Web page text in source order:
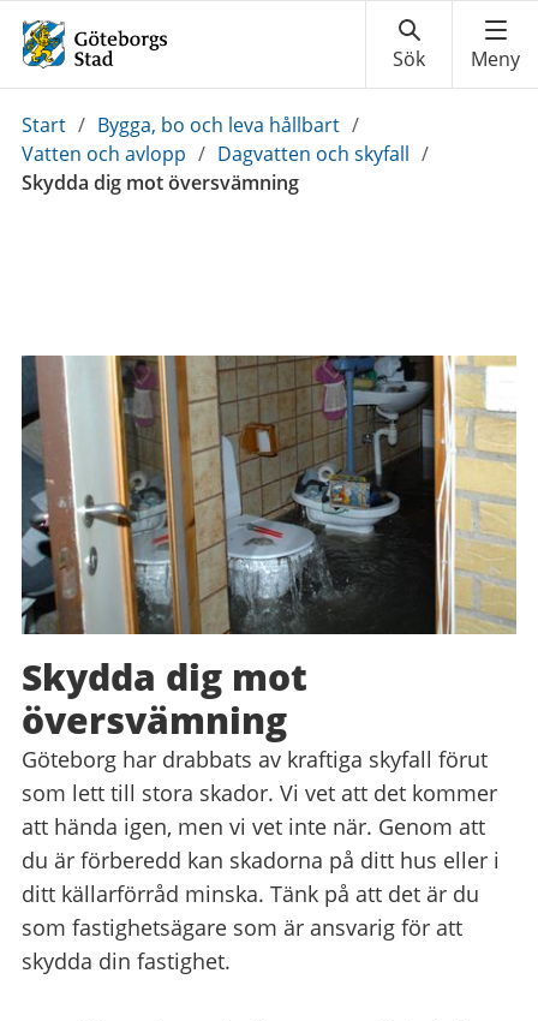
Du
är
här:
Start / Bygga, bo och leva hållbart /
Vatten och avlopp / Dagvatten och skyfall /
Skydda dig mot översvämning
Skydda dig mot
översvämning
Göteborg har drabbats av kraftiga skyfall förut
som lett till stora skador. Vi vet att det kommer
att hända igen, men vi vet inte när. Genom att
du är förberedd kan skadorna på ditt hus eller i
ditt källarförråd minska. Tänk på att det är du
som fastighetsägare som är ansvarig för att
skydda din fastighet.